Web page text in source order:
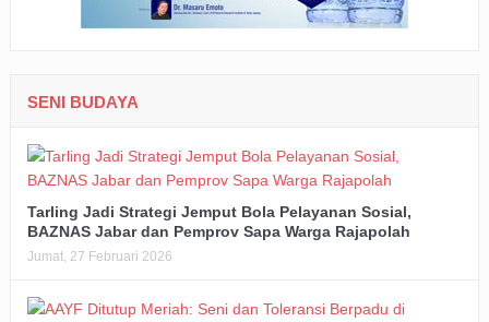
SENI BUDAYA
Tarling Jadi Strategi Jemput Bola Pelayanan Sosial,
BAZNAS Jabar dan Pemprov Sapa Warga Rajapolah
Jumat, 27 Februari 2026